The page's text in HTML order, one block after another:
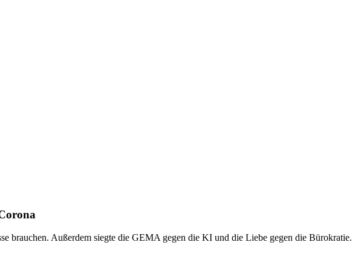
brauchen. Außerdem siegte die GEMA gegen die KI und die Liebe gegen die Bürokratie.